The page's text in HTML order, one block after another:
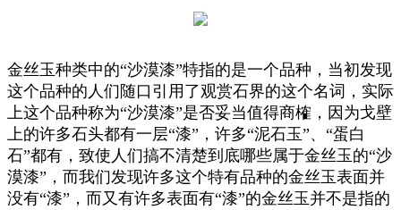
金丝玉种类中的“沙漠漆”特指的是一个品种，当初发现
这个品种的人们随口引用了观赏石界的这个名词，实际
上这个品种称为“沙漠漆”是否妥当值得商榷，因为戈壁
上的许多石头都有一层“漆”，许多“泥石玉”、“蛋白
石”都有，致使人们搞不清楚到底哪些属于金丝玉的“沙
漠漆”，而我们发现许多这个特有品种的金丝玉表面并
没有“漆”，而又有许多表面有“漆”的金丝玉并不是指的